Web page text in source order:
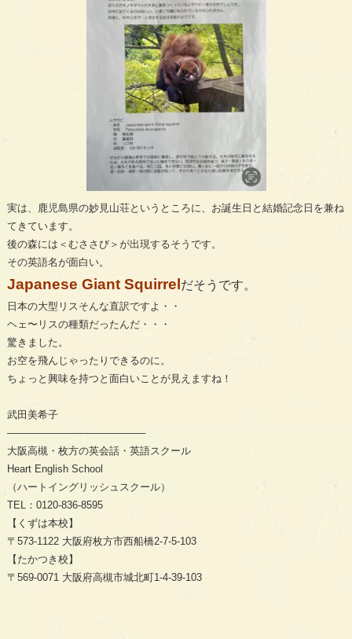
実は、鹿児島県の妙見山荘というところに、お誕生日と結婚記念日を兼ね
てきています。
後の森には＜むささび＞が出現するそうです。
その英語名が面白い。
Japanese Giant Squirrelだそうです。
日本の大型リスそんな直訳ですよ・・
ヘェ〜リスの種類だったんだ・・・
驚きました。
お空を飛んじゃったりできるのに。
ちょっと興味を持つと面白いことが見えますね！
武田美希子
—————————————–
大阪高槻・枚方の英会話・英語スクール
Heart English School
（ハートイングリッシュスクール）
TEL：0120-836-8595
【くずは本校】
〒573-1122 大阪府枚方市西船橋2-7-5-103
【たかつき校】
〒569-0071 大阪府高槻市城北町1-4-39-103